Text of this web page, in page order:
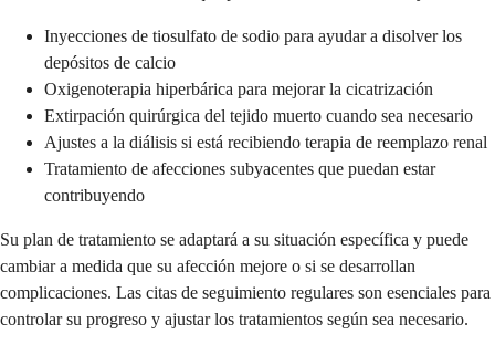
Inyecciones de tiosulfato de sodio para ayudar a disolver los
depósitos de calcio
Oxigenoterapia hiperbárica para mejorar la cicatrización
Extirpación quirúrgica del tejido muerto cuando sea necesario
Ajustes a la diálisis si está recibiendo terapia de reemplazo renal
Tratamiento de afecciones subyacentes que puedan estar
contribuyendo
Su plan de tratamiento se adaptará a su situación específica y puede
cambiar a medida que su afección mejore o si se desarrollan
complicaciones. Las citas de seguimiento regulares son esenciales para
controlar su progreso y ajustar los tratamientos según sea necesario.